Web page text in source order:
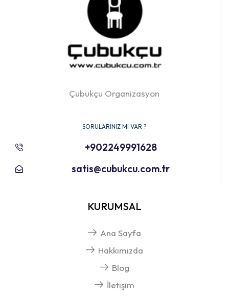
Çubukçu Organizasyon
SORULARINIZ MI VAR ?
+902249991628
satis@cubukcu.com.tr
KURUMSAL
Ana Sayfa
Hakkımızda
Blog
İletişim